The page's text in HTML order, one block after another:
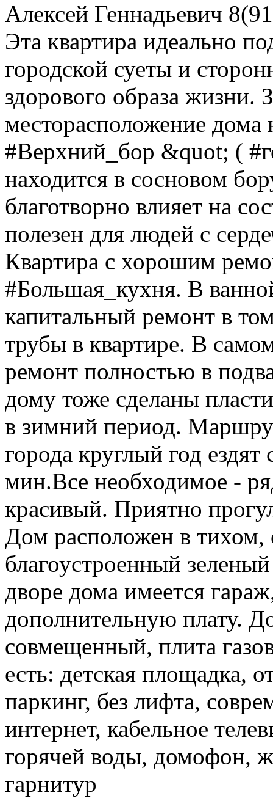
Алексей Геннадьевич
Эта квартира идеально
городской суеты и
здорового образа жизни.
месторасположение
#Верхний_бор &quot; (
находится в сосновом
благотворно влияет на
полезен для людей с
Квартира с хорошим
#Большая_кухня. В
капитальный ремонт в
трубы в квартире. В
ремонт полностью в
дому тоже сделаны
в зимний период.
города круглый год
мин.Все необходимое -
красивый. Приятно
Дом расположен в тихом,
благоустроенный
дворе дома имеется
дополнительную плату.
совмещенный, плита
есть: детская площадка,
паркинг, без лифта,
интернет, кабельное
горячей воды, домофон,
гарнитур